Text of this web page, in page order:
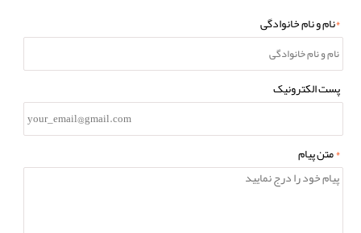
*نام و نام خانوادگی
پست الکترونیک
*متن پیام